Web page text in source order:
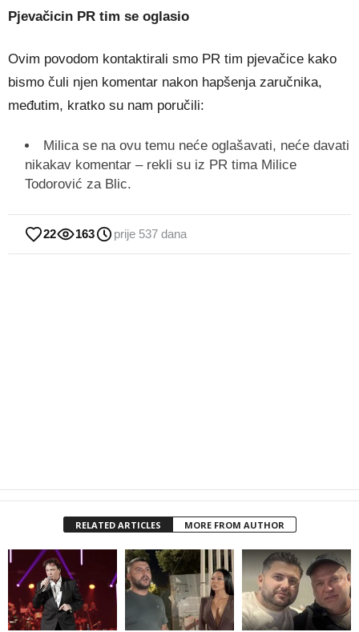
Pjevačicin PR tim se oglasio
Ovim povodom kontaktirali smo PR tim pjevačice kako
bismo čuli njen komentar nakon hapšenja zaručnika,
međutim, kratko su nam poručili:
Milica se na ovu temu neće oglašavati, neće davati
nikakav komentar – rekli su iz PR tima Milice
Todorović za Blic.
22 163 prije 537 dana
RELATED ARTICLES MORE FROM AUTHOR